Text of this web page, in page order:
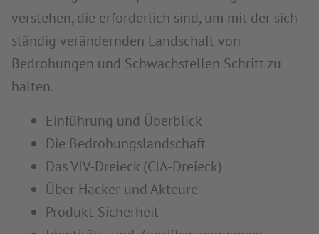
verstehen, die erforderlich sind, um mit der sich
ständig verändernden Landschaft von
Bedrohungen und Schwachstellen Schritt zu
halten.
Einführung und Überblick
Die Bedrohungslandschaft
Das VIV-Dreieck (CIA-Dreieck)
Über Hacker und Akteure
Produkt-Sicherheit